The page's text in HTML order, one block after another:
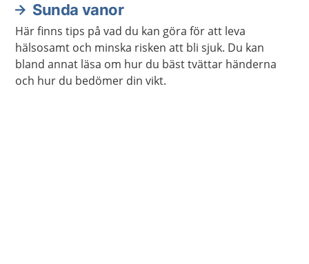
Sunda vanor
Här finns tips på vad du kan göra för att leva
hälsosamt och minska risken att bli sjuk. Du kan
bland annat läsa om hur du bäst tvättar händerna
och hur du bedömer din vikt.